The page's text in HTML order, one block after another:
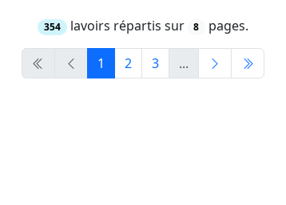
354 lavoirs répartis sur 8 pages.
1 2 3 ...